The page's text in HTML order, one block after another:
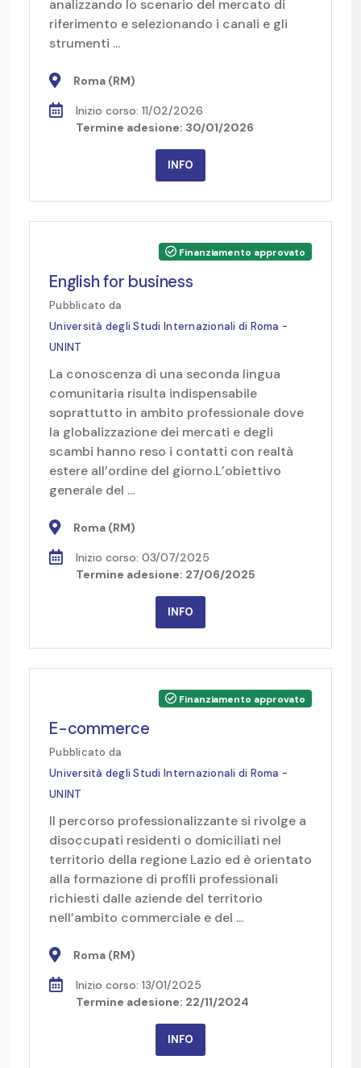
analizzando lo scenario del mercato di
riferimento e selezionando i canali e gli
strumenti ...
Roma (RM)
Inizio corso: 11/02/2026
Termine adesione: 30/01/2026
INFO
English for business
Pubblicato da
Università degli Studi Internazionali di Roma -
UNINT
Finanziamento approvato
La conoscenza di una seconda lingua
comunitaria risulta indispensabile
soprattutto in ambito professionale dove
la globalizzazione dei mercati e degli
scambi hanno reso i contatti con realtà
estere all’ordine del giorno.L’obiettivo
generale del ...
Roma (RM)
Inizio corso: 03/07/2025
Termine adesione: 27/06/2025
INFO
E-commerce
Pubblicato da
Università degli Studi Internazionali di Roma -
UNINT
Finanziamento approvato
Il percorso professionalizzante si rivolge a
disoccupati residenti o domiciliati nel
territorio della regione Lazio ed è orientato
alla formazione di profili professionali
richiesti dalle aziende del territorio
nell’ambito commerciale e del ...
Roma (RM)
Inizio corso: 13/01/2025
Termine adesione: 22/11/2024
INFO